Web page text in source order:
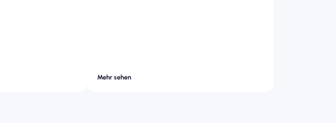
Mehr sehen